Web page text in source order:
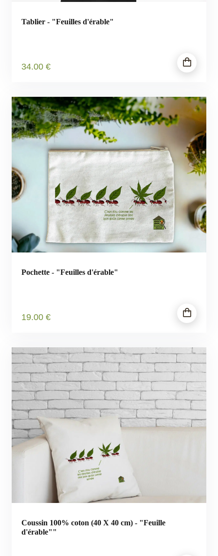
Tablier - "Feuilles d'érable"
34.00 €
Pochette - "Feuilles d'érable"
19.00 €
Coussin 100% coton (40 X 40 cm) - "Feuille
d'érable""